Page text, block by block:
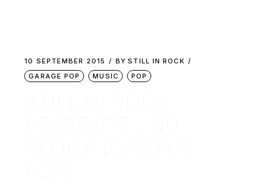
10 SEPTEMBER 2015 BY STILL IN ROCK
GARAGE POP
MUSIC POP